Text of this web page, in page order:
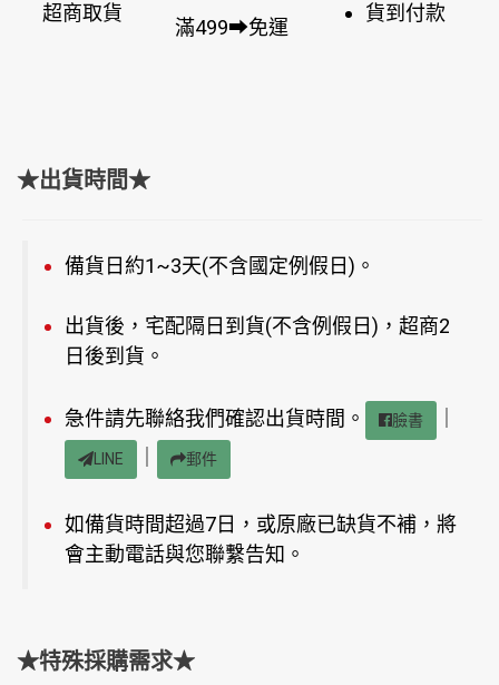
超商取貨
滿499➡免運
貨到付款
★出貨時間★
備貨日約1~3天(不含國定例假日)。
出貨後，宅配隔日到貨(不含例假日)，超商2
日後到貨。
急件請先聯絡我們確認出貨時間。 臉書
LINE 郵件
如備貨時間超過7日，或原廠已缺貨不補，將
會主動電話與您聯繫告知。
★特殊採購需求★